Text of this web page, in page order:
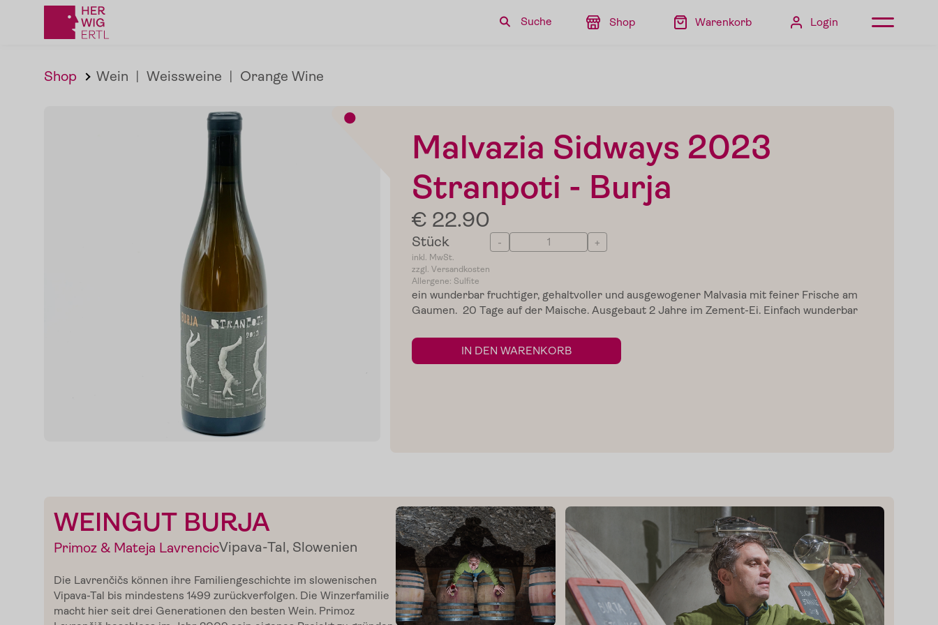
Suche Shop Warenkorb Login
Shop Wein | Weissweine | Orange Wine
Malvazia Sidways 2023
Stranpoti - Burja
€ 22.90
Stück - +
inkl. MwSt.
zzgl. Versandkosten
Allergene: Sulfite
ein wunderbar fruchtiger, gehaltvoller und ausgewogener Malvasia mit feiner Frische am
Gaumen. 20 Tage auf der Maische. Ausgebaut 2 Jahre im Zement-Ei. Einfach wunderbar
IN DEN WARENKORB
WEINGUT BURJA
Primoz & Mateja LavrencicVipava-Tal, Slowenien
Die Lavrenčičs können ihre Familiengeschichte im slowenischen
Vipava-Tal bis mindestens 1499 zurückverfolgen. Die Winzerfamilie
macht hier seit drei Generationen den besten Wein. Primoz